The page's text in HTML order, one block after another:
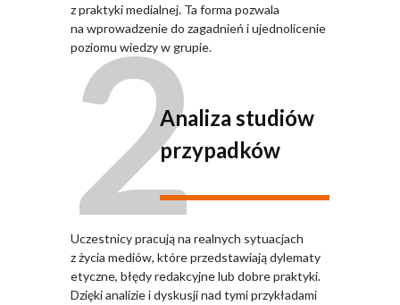
z praktyki medialnej. Ta forma pozwala
na wprowadzenie do zagadnień i ujednolicenie
poziomu wiedzy w grupie.
2Analiza studiów
przypadków
Uczestnicy pracują na realnych sytuacjach
z życia mediów, które przedstawiają dylematy
etyczne, błędy redakcyjne lub dobre praktyki.
Dzięki analizie i dyskusji nad tymi przykładami